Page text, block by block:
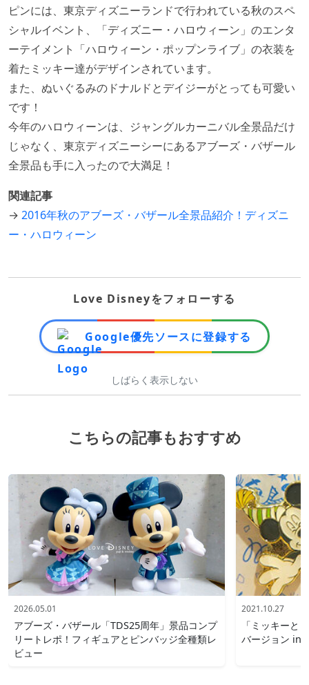
ピンには、東京ディズニーランドで行われている秋のスペ
シャルイベント、「ディズニー・ハロウィーン」のエンタ
ーテイメント「ハロウィーン・ポップンライブ」の衣装を
着たミッキー達がデザインされています。
また、ぬいぐるみのドナルドとデイジーがとっても可愛い
です！
今年のハロウィーンは、ジャングルカーニバル全景品だけ
じゃなく、東京ディズニーシーにあるアブーズ・バザール
全景品も手に入ったので大満足！
関連記事
→ 2016年秋のアブーズ・バザール全景品紹介！ディズニ
ー・ハロウィーン
Love Disneyをフォローする
Google優先ソースに登録する
しばらく表示しない
こちらの記事もおすすめ
2026.05.01
アブーズ・バザール「TDS25周年」景品コンプ
リートレポ！フィギュアとピンバッジ全種類レ
ビュー
2021.10.27
「ミッキーと
バージョン in